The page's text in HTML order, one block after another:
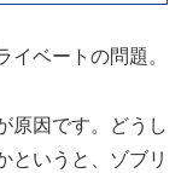
ベートの問題。
原因です。どうし
というと、ゾブリ